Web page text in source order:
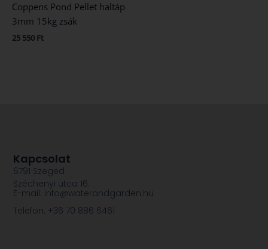
Coppens Pond Pellet haltáp
3mm 15kg zsák
25 550 Ft
Kapcsolat
6791 Szeged
Széchenyi utca 16.
E-mail: info@waterandgarden.hu
Telefon: +36 70 886 6461